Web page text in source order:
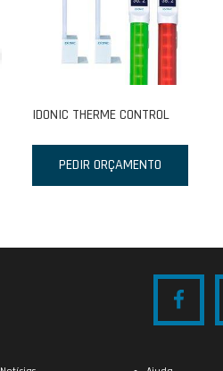
IDONIC THERME CONTROL
PEDIR ORÇAMENTO